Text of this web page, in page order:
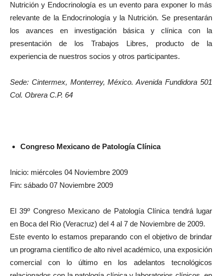
Nutrición y Endocrinología es un evento para exponer lo más
relevante de la Endocrinología y la Nutrición. Se presentarán
los avances en investigación básica y clínica con la
presentación de los Trabajos Libres, producto de la
experiencia de nuestros socios y otros participantes.
Sede: Cintermex, Monterrey, México. Avenida Fundidora 501
Col. Obrera C.P. 64
Congreso Mexicano de Patología Clínica
Inicio: miércoles 04 Noviembre 2009
Fin: sábado 07 Noviembre 2009
El 39º Congreso Mexicano de Patología Clínica tendrá lugar
en Boca del Rio (Veracruz) del 4 al 7 de Noviembre de 2009.
Este evento lo estamos preparando con el objetivo de brindar
un programa científico de alto nivel académico, una exposición
comercial con lo último en los adelantos tecnológicos